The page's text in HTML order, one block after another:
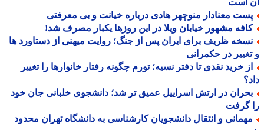
است
معنادار منوچهر هادی درباره خیانت و بی معرفتی
مشهور خیابان ویلا در این روزها یکبار مصرف شد!
ظریف برای ایران پس از جنگ؛ روایت میهنی از دستاورد ها
در حکمرانی
خرید نقدی تا دفتر نسیه؛ تورم چگونه رفتار خانوارها را تغییر
در ارتش اسراییل عمیق تر شد؛ دانشجوی خلبانی جان خود
گرفت
و انتقال دانشجویان کارشناسی به دانشگاه تهران محدود